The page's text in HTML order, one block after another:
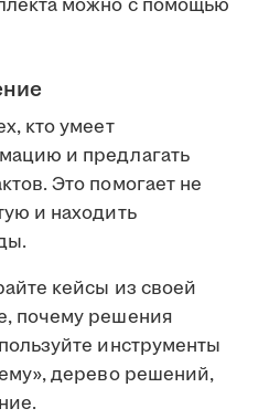
можно с помощью
кто умеет
и предлагать
Это помогает не
и находить
кейсы из своей
почему решения
инструменты
дерево решений,